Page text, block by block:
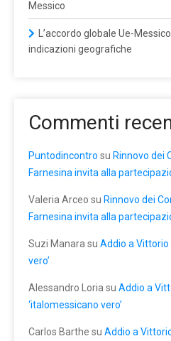
Messico
L’accordo globale Ue-
indicazioni geografiche
Commenti
Puntodincontro su Rinnovo dei
Farnesina invita alla
Valeria Arceo su Rinnovo dei
Farnesina invita alla
Suzi Manara su Addio a Vittorio
vero’
Alessandro Loria su Addio a
‘italomessicano vero’
Carlos Barthe su Addio a